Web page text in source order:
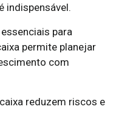
indispensável.
para
permite planejar
com
reduzem riscos e